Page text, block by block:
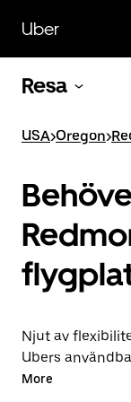
huvudinnehållet
Uber
Resa
USA>Oregon>
Njut av
Ubers
med Uber till
More